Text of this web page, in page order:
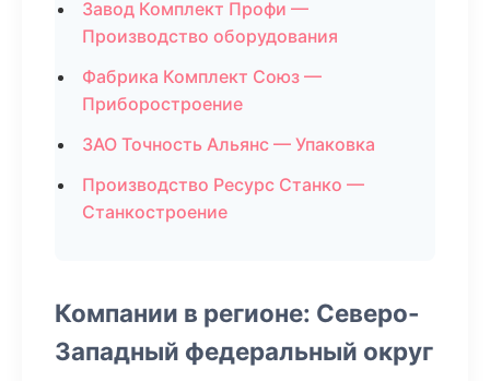
Завод Комплект Профи —
Производство оборудования
Фабрика Комплект Союз —
Приборостроение
ЗАО Точность Альянс — Упаковка
Производство Ресурс Станко —
Станкостроение
Компании в регионе: Северо-
Западный федеральный округ